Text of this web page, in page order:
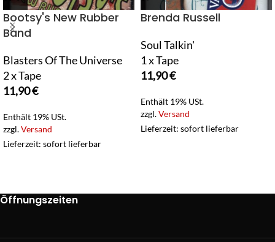
Bootsy's New Rubber
Band
Blasters Of The Universe
2 x Tape
11,90€
Enthält 19% USt.
zzgl.Versand
Lieferzeit: sofort lieferbar
Brenda Russell
Soul Talkin'
1 x Tape
11,90€
Enthält 19% USt.
zzgl.Versand
Lieferzeit: sofort lieferbar
Öffnungszeiten